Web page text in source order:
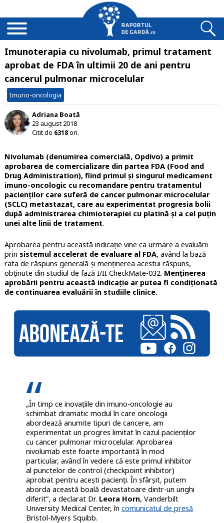
Imunoterapia cu nivolumab, primul tratament
aprobat de FDA în ultimii 20 de ani pentru
cancerul pulmonar microcelular
Imuno-oncologia
Adriana Boată
23 august 2018
Citit de 6318ori.
Nivolumab (denumirea comercială, Opdivo) a primit
aprobarea de comercializare din partea FDA (Food and
Drug Administration), fiind primul și singurul medicament
imuno-oncologic cu recomandare pentru tratamentul
pacienților care suferă de cancer pulmonar microcelular
(SCLC) metastazat, care au experimentat progresia bolii
după administrarea chimioterapiei cu platină și a cel puțin
unei alte linii de tratament.
Aprobarea pentru această indicație vine ca urmare a evaluării
prin sistemul accelerat de evaluare al FDA, având la bază
rata de răspuns generală și menținerea acestui răspuns,
obținute din studiul de fază I/II CheckMate-032. Menținerea
aprobării pentru această indicație ar putea fi condiționată
de continuarea evaluării în studiile clinice.
„În timp ce inovațiile din imuno-oncologie au
schimbat dramatic modul în care oncologii
abordează anumite tipuri de cancere, am
experimentat un progres limitat în cazul pacienților
cu cancer pulmonar microcelular. Aprobarea
nivolumab este foarte importantă în mod
particular, având în vedere că este primul inhibitor
al punctelor de control (checkpoint inhibitor)
aprobat pentru acești pacienți. În sfârșit, putem
aborda această boală devastatoare dintr-un unghi
diferit”, a declarat Dr. Leora Horn, Vanderbilt
University Medical Center, în comunicatul de presă
Bristol-Myers Squibb.